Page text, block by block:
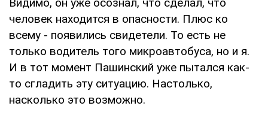
человек находится в опасности. Плюс ко
всему - появились свидетели. То есть не
только водитель того микроавтобуса, но и я.
И в тот момент Пашинский уже пытался как-
то сгладить эту ситуацию. Настолько,
насколько это возможно.